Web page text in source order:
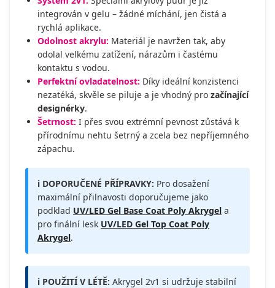
integrován v gelu – žádné míchání, jen čistá a
rychlá aplikace.
Odolnost akrylu: Materiál je navržen tak, aby
odolal velkému zatížení, nárazům i častému
kontaktu s vodou.
Perfektní ovladatelnost: Díky ideální konzistenci
nezatéká, skvěle se piluje a je vhodný pro začínající
designérky.
Šetrnost: I přes svou extrémní pevnost zůstává k
přírodnímu nehtu šetrný a zcela bez nepříjemného
zápachu.
ℹ️ DOPORUČENÉ PŘÍPRAVKY: Pro dosažení
maximální přilnavosti doporučujeme jako
podklad UV/LED Gel Base Coat Poly Akrygel a
pro finální lesk UV/LED Gel Top Coat Poly
Akrygel.
ℹ️ POUŽITÍ V LÉTĚ: Akrygel 2v1 si udržuje stabilní